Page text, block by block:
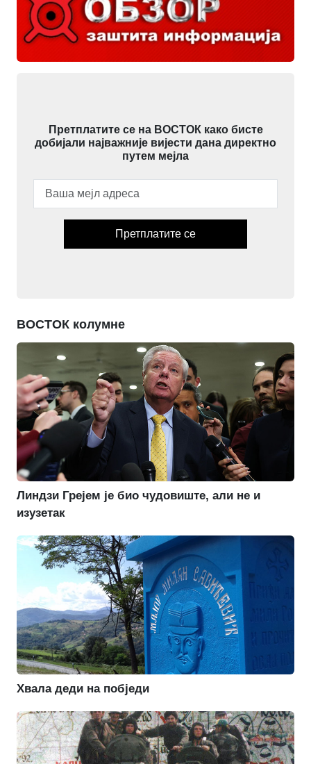
Претплатите се на ВОСТОК како бисте
добијали најважније вијести дана директно
путем мејла
Претплатите се
ВОСТОК колумне
Линдзи Грејем је био чудовиште, али не и
изузетак
Хвала деди на побједи